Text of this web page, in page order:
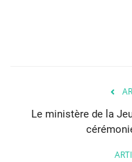
Le ministère de la